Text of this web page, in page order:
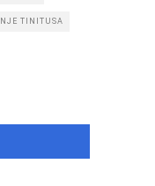
TINITUSA